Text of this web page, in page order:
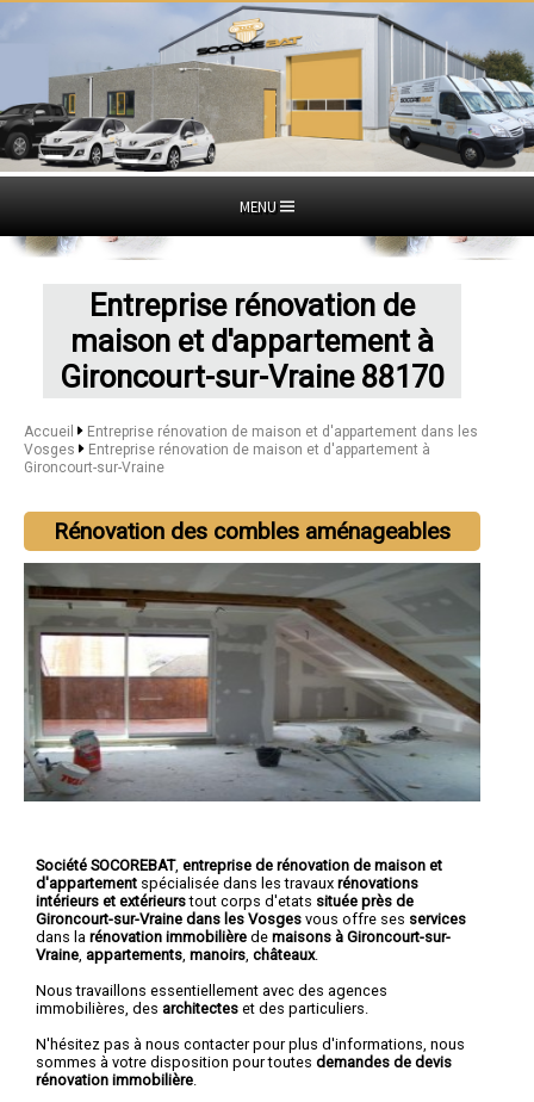
MENU
Entreprise rénovation de
maison et d'appartement à
Gironcourt-sur-Vraine 88170
Accueil
Entreprise rénovation de maison et d'appartement dans les
Vosges
Entreprise rénovation de maison et d'appartement à
Gironcourt-sur-Vraine
Rénovation des combles aménageables
Société SOCOREBAT, entreprise de rénovation de maison et
d'appartement spécialisée dans les travaux rénovations
intérieurs et extérieurstout corps d'etats située près de
Gironcourt-sur-Vraine dans les Vosges vous offre ses services
dans la rénovation immobilière de maisons à Gironcourt-sur-
Vraine appartements manoirs châteaux.
Nous travaillons essentiellement avec des agences
immobilières, des architectes et des particuliers.
N'hésitez pas à nous contacter pour plus d'informations, nous
sommes à votre disposition pour toutes demandes de devis
rénovation immobilière